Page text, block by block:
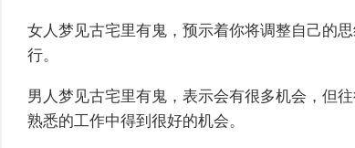
女人梦见古宅里有鬼，预示着你将调整自己的
行。
男人梦见古宅里有鬼，表示会有很多机会，但
熟悉的工作中得到很好的机会。